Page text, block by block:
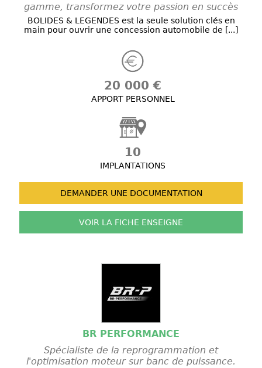
gamme, transformez votre passion en succès
BOLIDES & LEGENDES est la seule solution clés en
main pour ouvrir une concession automobile de [...]
20 000 €
APPORT PERSONNEL
10
IMPLANTATIONS
DEMANDER UNE DOCUMENTATION
VOIR LA FICHE ENSEIGNE
BR PERFORMANCE
Spécialiste de la reprogrammation et
l'optimisation moteur sur banc de puissance.